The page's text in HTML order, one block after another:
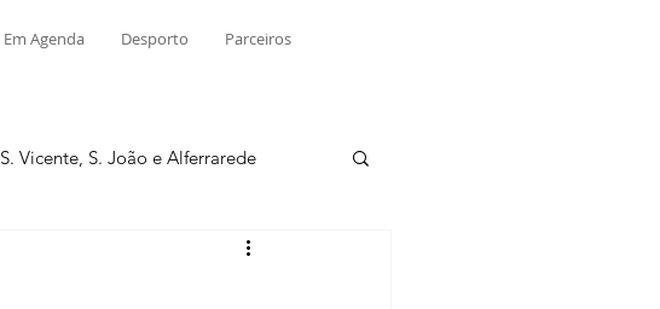
Em Agenda Desporto Parceiros
S. Vicente, S. João e Alferrarede